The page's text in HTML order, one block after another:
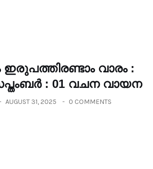
വാരം :
: 01 വചന വായന
AUGUST 31, 2025 0 COMMENTS